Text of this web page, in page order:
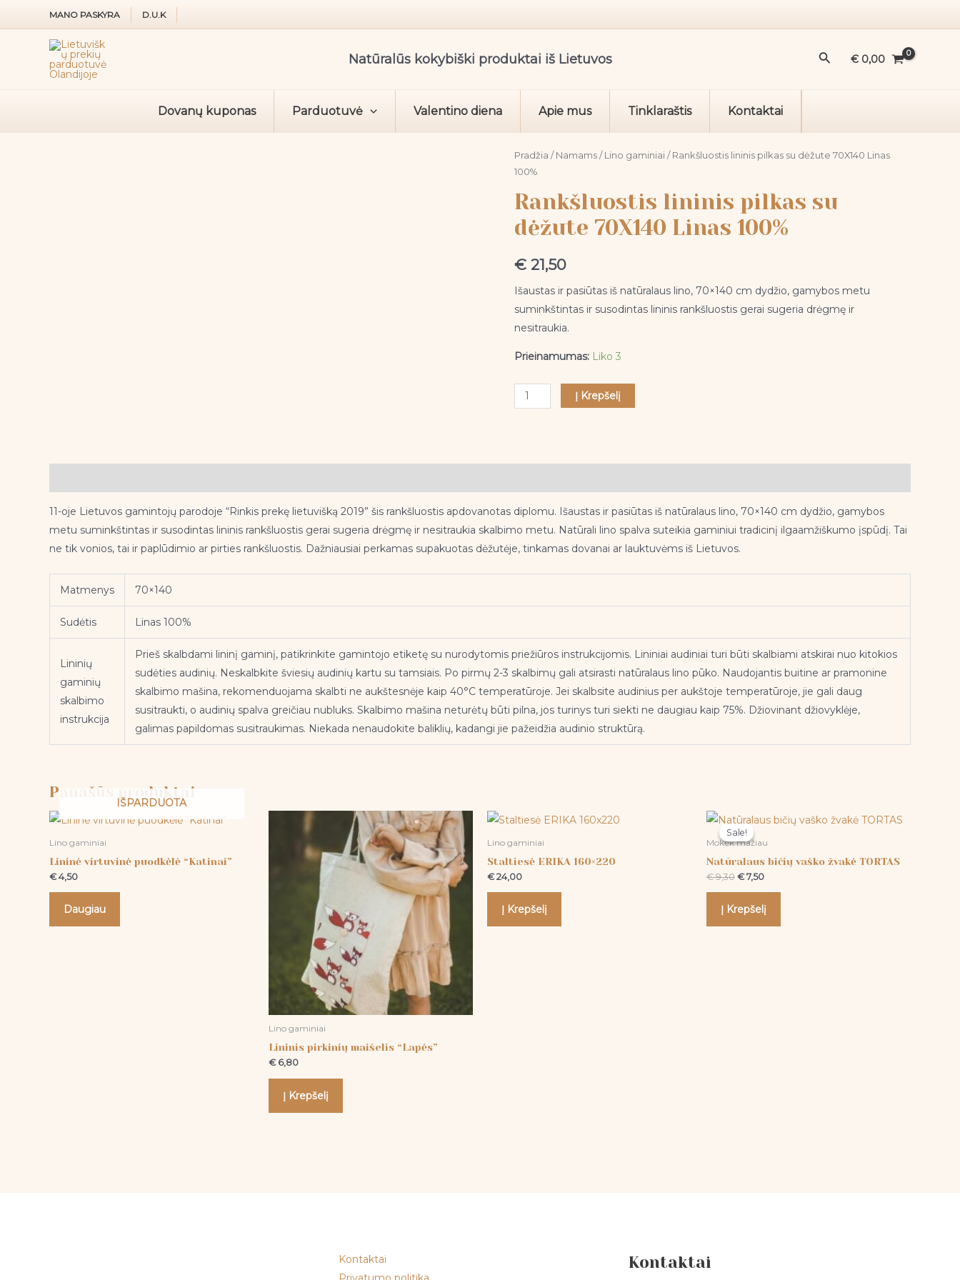
prie
MANO PASKYRA D.U.K
Natūralūs kokybiški produktai iš Lietuvos Paieška
€ 0,00
Dovanų kuponas Parduotuvė Valentino diena Apie mus Tinklaraštis Kontaktai
Pradžia / Namams / Lino gaminiai / Rankšluostis lininis pilkas su dėžute 70X140 Linas
100%
Rankšluostis lininis pilkas su
dėžute 70X140 Linas 100%
€ 21,50
Išaustas ir pasiūtas iš natūralaus lino, 70×140 cm dydžio, gamybos metu
suminkštintas ir susodintas lininis rankšluostis gerai sugeria drėgmę ir
nesitraukia.
Prieinamumas: Liko 3
produkto
kiekis:
Rankšluostis
lininis
pilkas
dėžute
70X140
Linas
100%
Į Krepšelį
11-oje Lietuvos gamintojų parodoje “Rinkis prekę lietuvišką 2019” šis rankšluostis apdovanotas diplomu. Išaustas ir pasiūtas iš natūralaus lino, 70×140 cm dydžio, gamybos
metu suminkštintas ir susodintas lininis rankšluostis gerai sugeria drėgmę ir nesitraukia skalbimo metu. Natūrali lino spalva suteikia gaminiui tradicinį ilgaamžiškumo įspūdį. Tai
ne tik vonios, tai ir paplūdimio ar pirties rankšluostis. Dažniausiai perkamas supakuotas dėžutėje, tinkamas dovanai ar lauktuvėms iš Lietuvos.
Matmenys 70×140
Sudėtis Linas 100%
Lininių
gaminių
skalbimo
instrukcija
Prieš skalbdami lininį gaminį, patikrinkite gamintojo etiketę su nurodytomis priežiūros instrukcijomis. Lininiai audiniai turi būti skalbiami atskirai nuo kitokios
sudėties audinių. Neskalbkite šviesių audinių kartu su tamsiais. Po pirmų 2-3 skalbimų gali atsirasti natūralaus lino pūko. Naudojantis buitine ar pramonine
skalbimo mašina, rekomenduojama skalbti ne aukštesnėje kaip 40°C temperatūroje. Jei skalbsite audinius per aukštoje temperatūroje, jie gali daug
susitraukti, o audinių spalva greičiau nubluks. Skalbimo mašina neturėtų būti pilna, jos turinys turi siekti ne daugiau kaip 75%. Džiovinant džiovyklėje,
galimas papildomas susitraukimas. Niekada nenaudokite baliklių, kadangi jie pažeidžia audinio struktūrą.
Panašūs produktai
IŠPARDUOTA
Lino gaminiai
Lininė virtuvinė puodkėlė “Katinai”
€4,50
Daugiau
Lino gaminiai
Lininis pirkinių maišelis “Lapės”
€6,80
Į Krepšelį
Lino gaminiai
Staltiesė ERIKA 160×220
€24,00
Į Krepšelį
Sale!
Sale!
Mokėk mažiau
Natūralaus bičių vaško žvakė TORTAS
€9,30
Original
price
was:
€ 9,30.
€7,50
Current
price
€ 7,50.
Į Krepšelį
Kontaktai
Kontaktai
Linas
100%